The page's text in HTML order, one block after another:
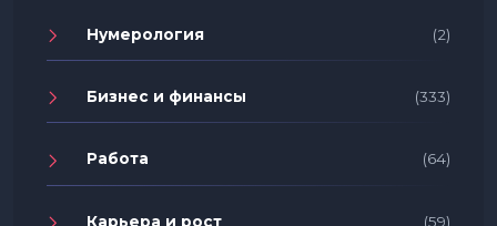
Нумерология (2)
Бизнес и финансы (333)
Работа (64)
Карьера и рост (59)